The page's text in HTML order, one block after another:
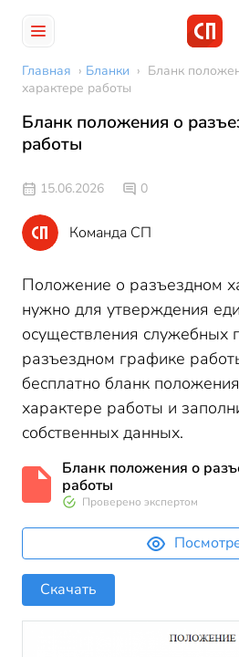
Главная › Бланки › Бланк
характере работы
Бланк положения о
работы
15.06.2026 0
Команда СП
Положение о разъездном
нужно для утверждения
осуществления служебных
разъездном графике
бесплатно бланк
характере работы и
собственных данных.
Бланк положения о
работы
Проверено экспертом
Скачать